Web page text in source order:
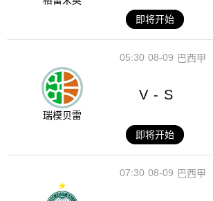
即将开始
08-09
05:30 巴西甲
瑞模贝雷
V - S
即将开始
08-09
07:30 巴西甲